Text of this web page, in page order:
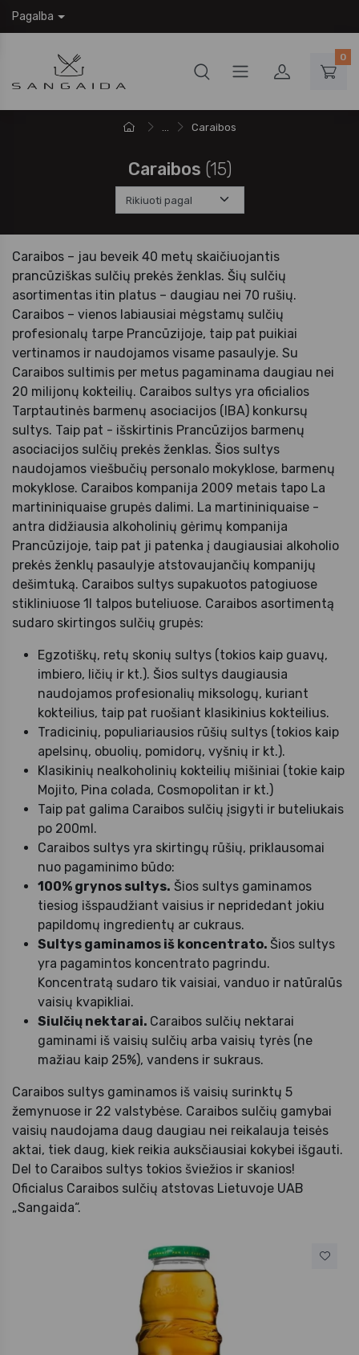
Pagalba
0
... Caraibos
Caraibos (15)
Caraibos – jau beveik 40 metų skaičiuojantis
prancūziškas sulčių prekės ženklas. Šių sulčių
asortimentas itin platus – daugiau nei 70 rušių.
Caraibos – vienos labiausiai mėgstamų sulčių
profesionalų tarpe Prancūzijoje, taip pat puikiai
vertinamos ir naudojamos visame pasaulyje. Su
Caraibos sultimis per metus pagaminama daugiau nei
20 milijonų kokteilių. Caraibos sultys yra oficialios
Tarptautinės barmenų asociacijos (IBA) konkursų
sultys. Taip pat - išskirtinis Prancūzijos barmenų
asociacijos sulčių prekės ženklas. Šios sultys
naudojamos viešbučių personalo mokyklose, barmenų
mokyklose. Caraibos kompanija 2009 metais tapo La
martininiquaise grupės dalimi. La martininiquaise -
antra didžiausia alkoholinių gėrimų kompanija
Prancūzijoje, taip pat ji patenka į daugiausiai alkoholio
prekės ženklų pasaulyje atstovaujančių kompanijų
dešimtuką. Caraibos sultys supakuotos patogiuose
stikliniuose 1l talpos buteliuose. Caraibos asortimentą
sudaro skirtingos sulčių grupės:
Egzotiškų, retų skonių sultys (tokios kaip guavų,
imbiero, ličių ir kt.). Šios sultys daugiausia
naudojamos profesionalių miksologų, kuriant
kokteilius, taip pat ruošiant klasikinius kokteilius.
Tradicinių, populiariausios rūšių sultys (tokios kaip
apelsinų, obuolių, pomidorų, vyšnių ir kt.).
Klasikinių nealkoholinių kokteilių mišiniai (tokie kaip
Mojito, Pina colada, Cosmopolitan ir kt.)
Taip pat galima Caraibos sulčių įsigyti ir buteliukais
po 200ml.
Caraibos sultys yra skirtingų rūšių, priklausomai
nuo pagaminimo būdo:
100% grynos sultys. Šios sultys gaminamos
tiesiog išspaudžiant vaisius ir nepridedant jokiu
papildomų ingredientų ar cukraus.
Sultys gaminamos iš koncentrato. Šios sultys
yra pagamintos koncentrato pagrindu.
Koncentratą sudaro tik vaisiai, vanduo ir natūralūs
vaisių kvapikliai.
Siulčių nektarai. Caraibos sulčių nektarai
gaminami iš vaisių sulčių arba vaisių tyrės (ne
mažiau kaip 25%), vandens ir sukraus.
Caraibos sultys gaminamos iš vaisių surinktų 5
žemynuose ir 22 valstybėse. Caraibos sulčių gamybai
vaisių naudojama daug daugiau nei reikalauja teisės
aktai, tiek daug, kiek reikia auksčiausiai kokybei išgauti.
Del to Caraibos sultys tokios šviežios ir skanios!
Oficialus Caraibos sulčių atstovas Lietuvoje UAB
„Sangaida“.